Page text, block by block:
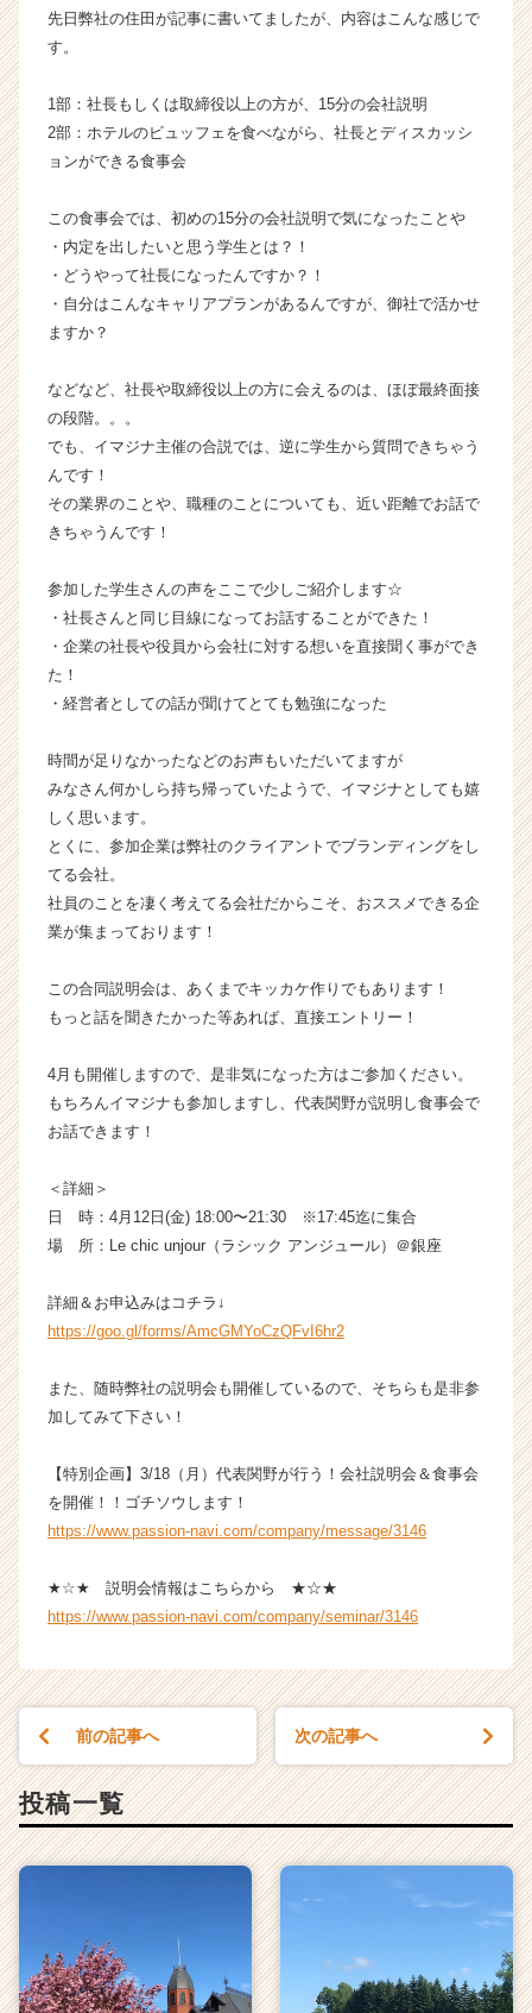
ウ
届
く
イ
ト
チ
ア
リ
h
e
a
e
e
先日弊社の住田が記事に書いてましたが、内容はこんな感じで
す。
1部：社長もしくは取締役以上の方が、15分の会社説明
2部：ホテルのビュッフェを食べながら、社長とディスカッシ
ョンができる食事会
この食事会では、初めの15分の会社説明で気になったことや
・内定を出したいと思う学生とは？！
・どうやって社長になったんですか？！
・自分はこんなキャリアプランがあるんですが、御社で活かせ
ますか？
などなど、社長や取締役以上の方に会えるのは、ほぼ最終面接
の段階。。。
でも、イマジナ主催の合説では、逆に学生から質問できちゃう
んです！
その業界のことや、職種のことについても、近い距離でお話で
きちゃうんです！
参加した学生さんの声をここで少しご紹介します☆
・社長さんと同じ目線になってお話することができた！
・企業の社長や役員から会社に対する想いを直接聞く事ができ
た！
・経営者としての話が聞けてとても勉強になった
時間が足りなかったなどのお声もいただいてますが
みなさん何かしら持ち帰っていたようで、イマジナとしても嬉
しく思います。
とくに、参加企業は弊社のクライアントでブランディングをし
てる会社。
社員のことを凄く考えてる会社だからこそ、おススメできる企
業が集まっております！
この合同説明会は、あくまでキッカケ作りでもあります！
もっと話を聞きたかった等あれば、直接エントリー！
4月も開催しますので、是非気になった方はご参加ください。
もちろんイマジナも参加しますし、代表関野が説明し食事会で
お話できます！
＜詳細＞
日 時：4月12日(金) 18:00〜21:30 ※17:45迄に集合
場 所：Le chic unjour（ラシック アンジュール）＠銀座
詳細＆お申込みはコチラ↓
https://goo.gl/forms/AmcGMYoCzQFvI6hr2
また、随時弊社の説明会も開催しているので、そちらも是非参
加してみて下さい！
【特別企画】3/18（月）代表関野が行う！会社説明会＆食事会
を開催！！ゴチソウします！
https://www.passion-navi.com/company/message/3146
★☆★ 説明会情報はこちらから ★☆★
https://www.passion-navi.com/company/seminar/3146
前の記事へ 次の記事へ
投稿一覧